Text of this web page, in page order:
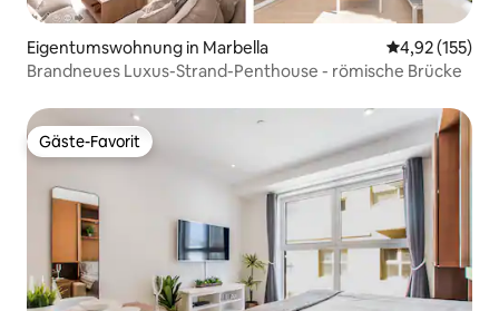
Eigentumswohnung in Marbella
4,92 (155)
Brandneues Luxus-Strand-Penthouse - römische Brücke
Gäste-Favorit
Gäste-Favorit